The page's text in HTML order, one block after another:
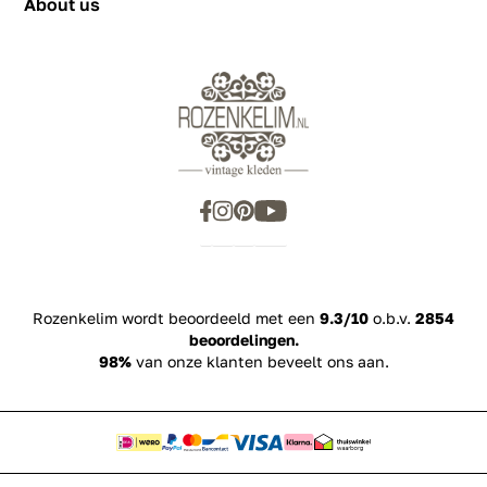
Rozenkelim wordt beoordeeld met een 9.3/10 o.b.v. 2854
beoordelingen.
98%van onze klanten beveelt ons aan.